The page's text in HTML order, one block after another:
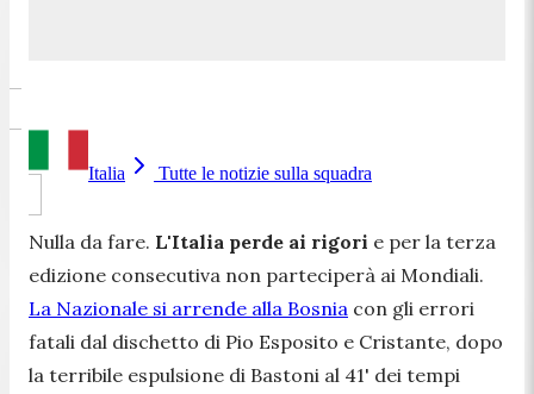
Italia Tutte le notizie sulla squadra
Nulla da fare. L'Italia perde ai rigori e per la terza
edizione consecutiva non parteciperà ai Mondiali.
La Nazionale si arrende alla Bosnia con gli errori
fatali dal dischetto di Pio Esposito e Cristante, dopo
la terribile espulsione di Bastoni al 41' dei tempi